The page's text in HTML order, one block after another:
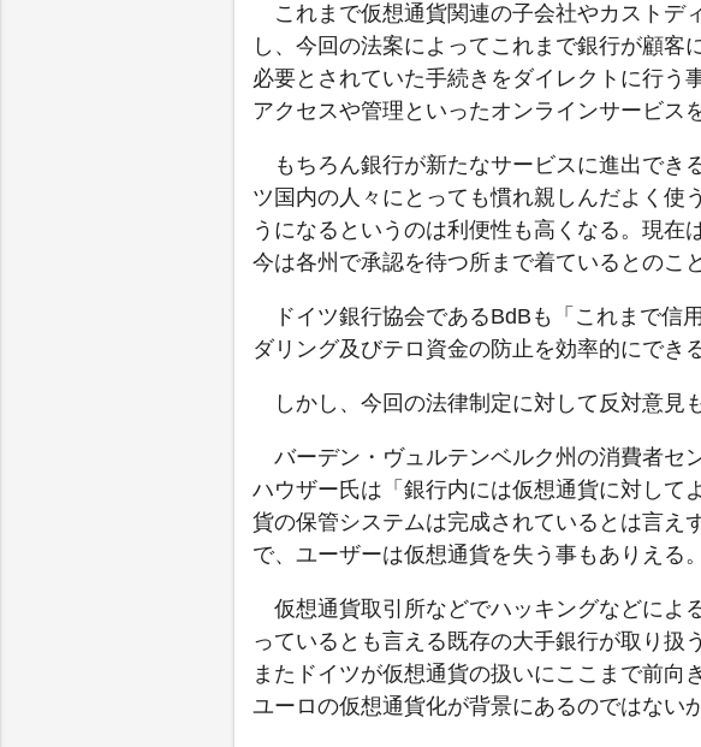
これまで仮想通貨関連の子会社やカストデ
し、今回の法案によってこれまで銀行が顧客
必要とされていた手続きをダイレクトに行う
アクセスや管理といったオンラインサービス
もちろん銀行が新たなサービスに進出でき
ツ国内の人々にとっても慣れ親しんだよく使
うになるというのは利便性も高くなる。現在
今は各州で承認を待つ所まで着ているとのこ
ドイツ銀行協会であるBdBも「これまで信
ダリング及びテロ資金の防止を効率的にでき
しかし、今回の法律制定に対して反対意見
バーデン・ヴュルテンベルク州の消費者セ
ハウザー氏は「銀行内には仮想通貨に対して
貨の保管システムは完成されているとは言え
で、ユーザーは仮想通貨を失う事もありえる
仮想通貨取引所などでハッキングなどによ
っているとも言える既存の大手銀行が取り扱
またドイツが仮想通貨の扱いにここまで前向
ユーロの仮想通貨化が背景にあるのではない